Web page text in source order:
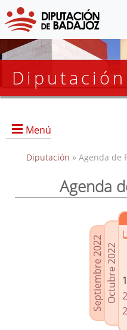
Diputación
Menú
Presidencia
Agenda de Presidencia
Plenos provinciales y Juntas
Oficina de Proyectos
Diputación » Agenda de
Agenda
Septiembre 2022Octubre 2022